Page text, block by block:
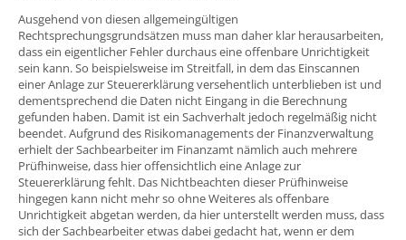
Ausgehend von diesen allgemeingültigen
Rechtsprechungsgrundsätzen muss man daher klar herausarbeiten,
dass ein eigentlicher Fehler durchaus eine offenbare Unrichtigkeit
sein kann. So beispielsweise im Streitfall, in dem das Einscannen
einer Anlage zur Steuererklärung versehentlich unterblieben ist und
dementsprechend die Daten nicht Eingang in die Berechnung
gefunden haben. Damit ist ein Sachverhalt jedoch regelmäßig nicht
beendet. Aufgrund des Risikomanagements der Finanzverwaltung
erhielt der Sachbearbeiter im Finanzamt nämlich auch mehrere
Prüfhinweise, dass hier offensichtlich eine Anlage zur
Steuererklärung fehlt. Das Nichtbeachten dieser Prüfhinweise
hingegen kann nicht mehr so ohne Weiteres als offenbare
Unrichtigkeit abgetan werden, da hier unterstellt werden muss, dass
sich der Sachbearbeiter etwas dabei gedacht hat, wenn er dem